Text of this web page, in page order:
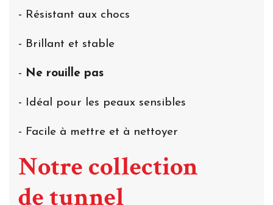
- Résistant aux chocs
- Brillant et stable
- Ne rouille pas
- Idéal pour les peaux sensibles
- Facile à mettre et à nettoyer
Notre collection
de tunnel